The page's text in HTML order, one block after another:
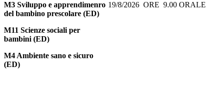
M3 Sviluppo e apprendimenro
del bambino prescolare (ED)
M11 Scienze sociali per
bambini (ED)
M4 Ambiente sano e sicuro
(ED)
19/8/2026 ORE 9.00 ORALE